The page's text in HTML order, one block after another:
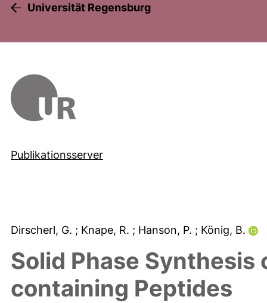
Universität Regensburg
Publikationsserver
Dirscherl, G. ; Knape, R. ; Hanson, P. ; König, B.
Solid Phase
containing Peptides